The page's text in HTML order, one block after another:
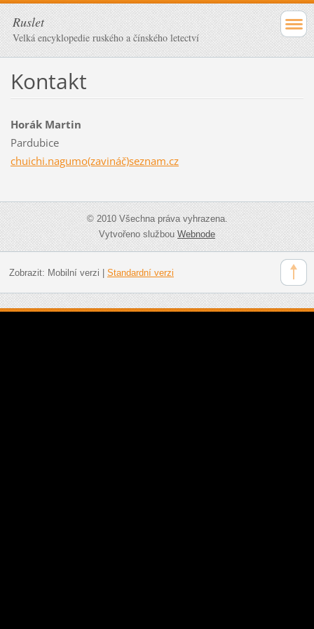
Ruslet
Velká encyklopedie ruského a čínského letectví
Kontakt
Horák Martin
Pardubice
chuichi.nagumo(zavináč)seznam.cz
© 2010 Všechna práva vyhrazena.
Vytvořeno službouWebnode
Zobrazit: Mobilní verzi Standardní verzi